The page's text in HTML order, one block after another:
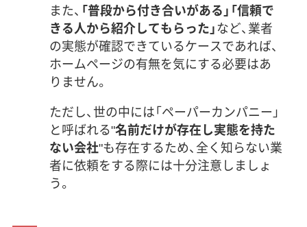
また、 「普段から付き合いがある」「信頼で
きる人から紹介してもらった」など、業者
の実態が確認できているケースであれば、
ホームページの有無を気にする必要はあ
りません。
ただし、世の中には「ペーパーカンパニー」
と呼ばれる"名前だけが存在し実態を持た
ない会社"も存在するため、全く知らない業
者に依頼をする際には十分注意しましょ
う。